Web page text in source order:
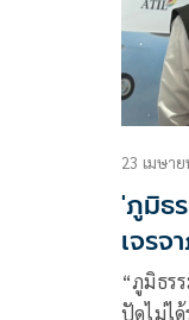
23 เมษา
'ภูมิธ
เจรจ
“ภูมิธร
ปัดไม่ได้